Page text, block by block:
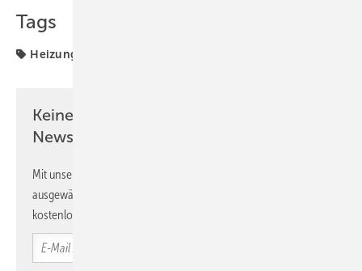
Tags
Heizungsoptimierung
Keine Zeit? Kein Problem mit dem GEB
Newsletter!
Mit unserem Newsletter erhalten Sie regelmäßig von uns
ausgewählte Informationen und Neuigkeiten, gebündelt und
kostenlos direkt ins Postfach.